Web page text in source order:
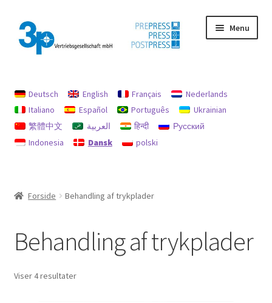
Spring
til
navigation
Spring
til
indhold
Menu
aftryk
Brugte maskiner
Søg
Deutsch English Français
Nederlands
Italiano
Español Português
Ukrainian
繁體中文
العربية हिन्दी
Русский
Indonesia
Dansk polski
Forside Behandling af trykplader
Behandling af trykplader
Viser 4 resultater